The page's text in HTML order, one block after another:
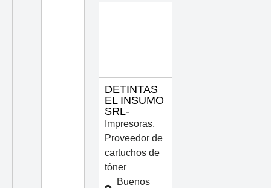
DETINTAS
EL INSUMO
SRL-
Impresoras,
Proveedor de
cartuchos de
tóner
Buenos